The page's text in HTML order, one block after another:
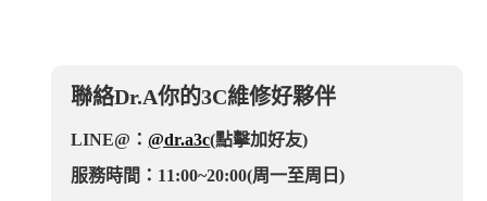
聯絡Dr.A你的3C維修好夥伴
LINE@：@dr.a3c(點擊加好友)
服務時間：11:00~20:00(周一至周日)